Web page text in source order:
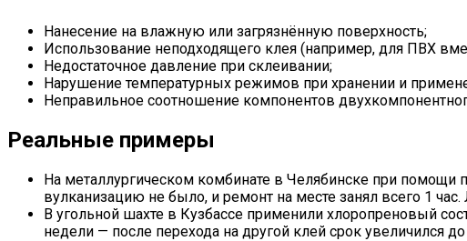
Нанесение на влажную или загрязнённую поверхность;
Использование неподходящего клея (например, для ПВХ
Недостаточное давление при склеивании;
Нарушение температурных режимов при хранении и
Неправильное соотношение компонентов
Реальные примеры
На металлургическом комбинате в Челябинске при помощи
вулканизацию не было, и ремонт на месте занял всего 1
В угольной шахте в Кузбассе применили хлоропреновый
недели — после перехода на другой клей срок увеличился